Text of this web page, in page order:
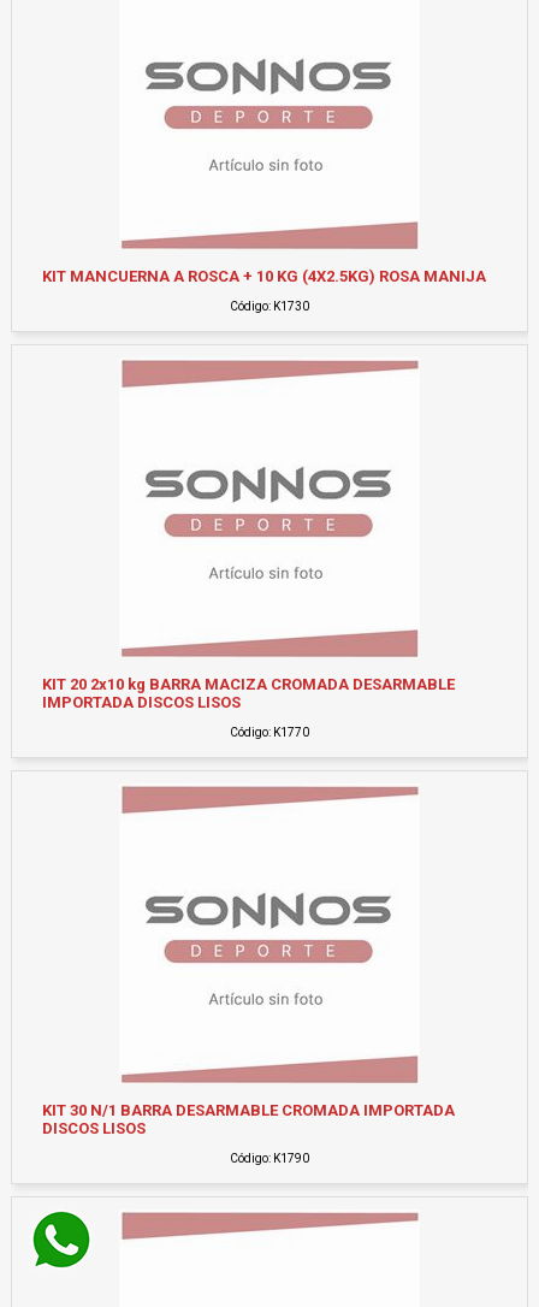
KIT MANCUERNA A ROSCA + 10 KG (4X2.5KG) ROSA MANIJA
Código: K1730
KIT 20 2x10 kg BARRA MACIZA CROMADA DESARMABLE
IMPORTADA DISCOS LISOS
Código: K1770
KIT 30 N/1 BARRA DESARMABLE CROMADA IMPORTADA
DISCOS LISOS
Código: K1790